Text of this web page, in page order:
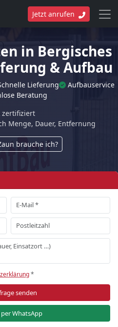
Jetzt anrufen
in Bergisches
& Aufbau
Lieferung
Aufbauservice
Beratung
zertifiziert
Menge, Dauer, Entfernung
brauche ich?
*
senden
WhatsApp